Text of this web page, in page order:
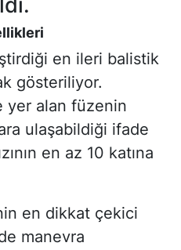
en ileri balistik
gösteriliyor.
yer alan füzenin
ulaşabildiği ifade
en az 10 katına
en dikkat çekici
manevra